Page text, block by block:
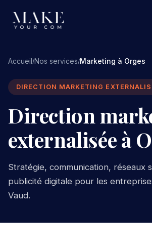
Accueil/Nos services/Marketing à Orges
DIRECTION MARKETING
Direction
externalisée à
Stratégie, communication, réseaux
publicité digitale pour les
Vaud.